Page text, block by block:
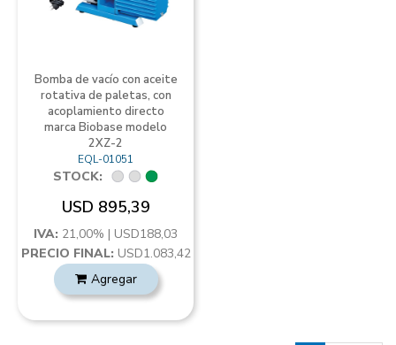
Bomba de vacío con aceite
rotativa de paletas, con
acoplamiento directo
marca Biobase modelo
2XZ-2
EQL-01051
STOCK:
USD 895,39
IVA: 21,00% | USD188,03
PRECIO FINAL: USD1.083,42
Agregar